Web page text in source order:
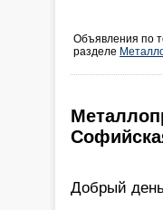
Объявления по
разделе
Добрый